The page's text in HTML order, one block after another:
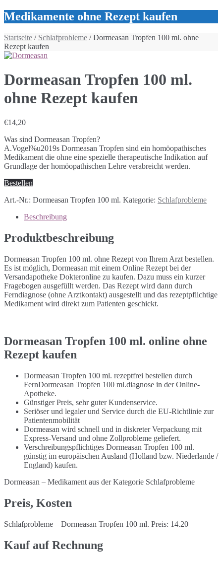
Medikamente ohne Rezept kaufen
Startseite / Schlafprobleme / Dormeasan Tropfen 100 ml. ohne
Rezept kaufen
Dormeasan Tropfen 100 ml.
ohne Rezept kaufen
€14,20
Was sind Dormeasan Tropfen?
A.Vogel%u2019s Dormeasan Tropfen sind ein homöopathisches
Medikament die ohne eine spezielle therapeutische Indikation auf
Grundlage der homöopathischen Lehre verabreicht werden.
Bestellen
Art.-Nr.: Dormeasan Tropfen 100 ml. Kategorie: Schlafprobleme
Beschreibung
Produktbeschreibung
Dormeasan Tropfen 100 ml. ohne Rezept von Ihrem Arzt bestellen.
Es ist möglich, Dormeasan mit einem Online Rezept bei der
Versandapotheke Dokteronline zu kaufen. Dazu muss ein kurzer
Fragebogen ausgefüllt werden. Das Rezept wird dann durch
Ferndiagnose (ohne Arztkontakt) ausgestellt und das rezeptpflichtige
Medikament wird direkt zum Patienten geschickt.
Dormeasan Tropfen 100 ml. online ohne
Rezept kaufen
Dormeasan Tropfen 100 ml. rezeptfrei bestellen durch
FernDormeasan Tropfen 100 ml.diagnose in der Online-
Apotheke.
Günstiger Preis, sehr guter Kundenservice.
Seriöser und legaler und Service durch die EU-Richtlinie zur
Patientenmobilität
Dormeasan wird schnell und in diskreter Verpackung mit
Express-Versand und ohne Zollprobleme geliefert.
Verschreibungspflichtiges Dormeasan Tropfen 100 ml.
günstig im europäischen Ausland (Holland bzw. Niederlande /
England) kaufen.
Dormeasan – Medikament aus der Kategorie Schlafprobleme
Preis, Kosten
Schlafprobleme – Dormeasan Tropfen 100 ml. Preis: 14.20
Kauf auf Rechnung